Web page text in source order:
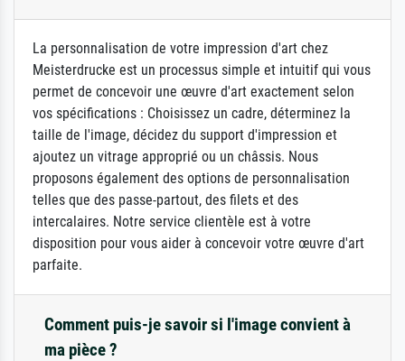
La personnalisation de votre impression d'art chez
Meisterdrucke est un processus simple et intuitif qui vous
permet de concevoir une œuvre d'art exactement selon
vos spécifications : Choisissez un cadre, déterminez la
taille de l'image, décidez du support d'impression et
ajoutez un vitrage approprié ou un châssis. Nous
proposons également des options de personnalisation
telles que des passe-partout, des filets et des
intercalaires. Notre service clientèle est à votre
disposition pour vous aider à concevoir votre œuvre d'art
parfaite.
Comment puis-je savoir si l'image convient à
ma pièce ?